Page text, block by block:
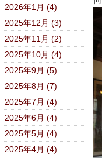
2026年1月 (4)
2025年12月 (3)
2025年11月 (2)
2025年10月 (4)
2025年9月 (5)
2025年8月 (7)
2025年7月 (4)
2025年6月 (4)
2025年5月 (4)
2025年4月 (4)